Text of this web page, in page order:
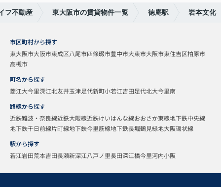
フ不動産 東大阪市の賃貸物件一覧 徳庵駅 岩本文化
市区町村から探す
東大阪市大阪市東成区八尾市四條畷市豊中市大東市大阪市東住吉区柏原市
高槻市
町名から探す
菱江大今里深江北友井玉津足代新町小若江吉田足代北大今里南
路線から探す
近鉄難波・奈良線近鉄大阪線近鉄けいはんな線おおさか東線地下鉄中央線
地下鉄千日前線片町線地下鉄今里筋線地下鉄長堀鶴見緑地大阪環状線
駅から探す
若江岩田荒本吉田長瀬新深江八戸ノ里長田深江橋今里河内小阪